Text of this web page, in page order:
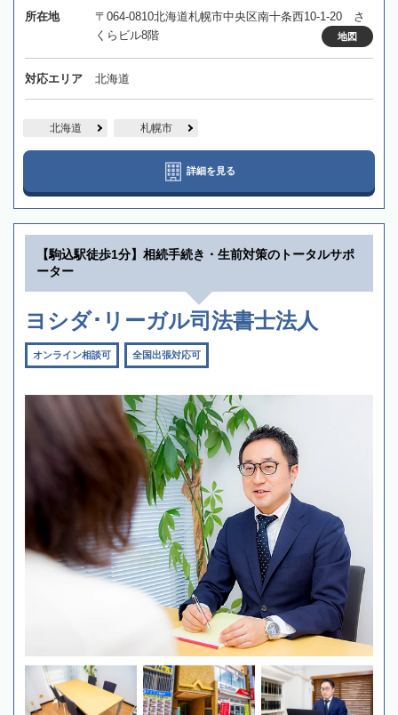
所在地
〒064-0810北海道札幌市中央区南十条西10-1-20 さ
くらビル8階
地図
対応エリア 北海道
北海道 札幌市
詳細を見る
【駒込駅徒歩1分】相続手続き・生前対策のトータルサポ
ーター
ヨシダ･リーガル司法書士法人
オンライン相談可 全国出張対応可